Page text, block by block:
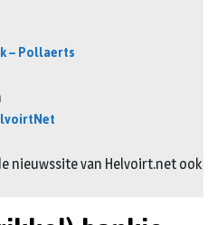
– Pollaerts
nieuwssite van Helvoirt.net ook